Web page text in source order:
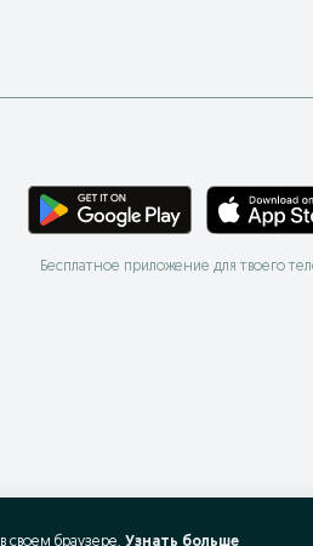
Бесплатное приложение для твоего
своeм браузере. Узнать больше